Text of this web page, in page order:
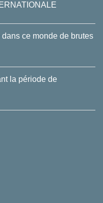
ce monde de brutes
la période de